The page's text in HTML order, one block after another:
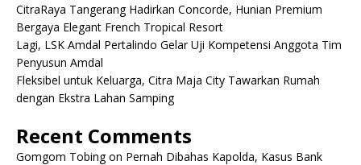
CitraRaya Tangerang Hadirkan Concorde, Hunian Premium
Bergaya Elegant French Tropical Resort
Lagi, LSK Amdal Pertalindo Gelar Uji Kompetensi Anggota Tim
Penyusun Amdal
Fleksibel untuk Keluarga, Citra Maja City Tawarkan Rumah
dengan Ekstra Lahan Samping
Recent Comments
Gomgom Tobingon Pernah Dibahas Kapolda, Kasus Bank